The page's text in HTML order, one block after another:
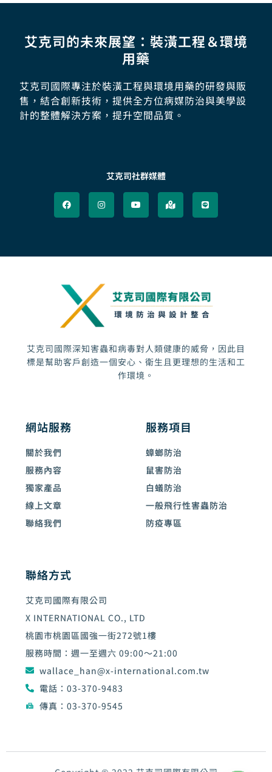
艾克司的未來展望：裝潢工程＆環境
用藥
艾克司國際專注於裝潢工程與環境用藥的研發與販
售，結合創新技術，提供全方位病媒防治與美學設
計的整體解決方案，提升空間品質。
艾克司社群媒體
a
c
e
b
n
s
t
a
m
o
u
u
a
p
-
m
e
l
t
i
n
e
艾克司國際深知害蟲和病毒對人類健康的威脅，因此目
標是幫助客戶創造一個安心、衛生且更理想的生活和工
作環境。
網站服務
關於我們
服務內容
獨家產品
線上文章
聯絡我們
服務項目
蟑螂防治
鼠害防治
白蟻防治
一般飛行性害蟲防治
防疫專區
聯絡方式
艾克司國際有限公司
X INTERNATIONAL CO., LTD
桃園市桃園區國強一街272號1樓
服務時間：週一至週六 09:00～21:00
wallace_han@x-international.com.tw
電話：03-370-9483
傳真：03-370-9545